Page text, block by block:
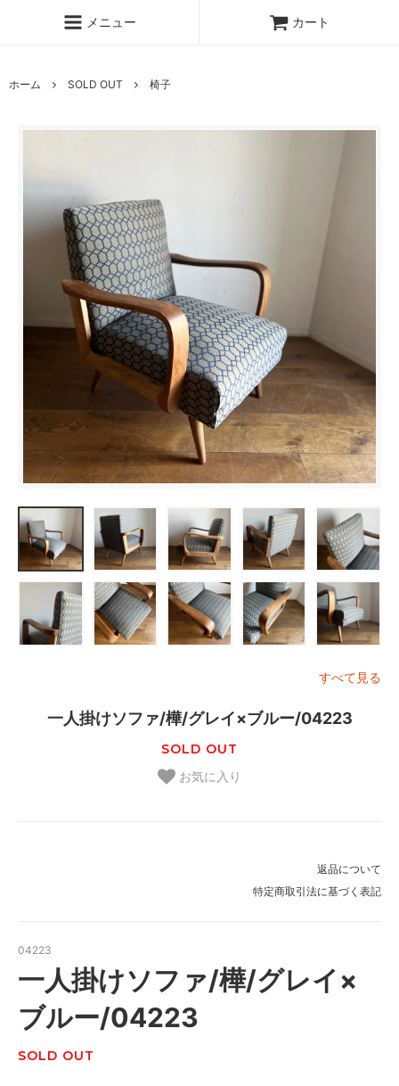
メニュー カート
ホーム SOLD OUT 椅子
すべて見る
一人掛けソファ/樺/グレイ×ブルー/04223
SOLD OUT
お気に入り
返品について
特定商取引法に基づく表記
04223
一人掛けソファ/樺/グレイ×
ブルー/04223
SOLD OUT